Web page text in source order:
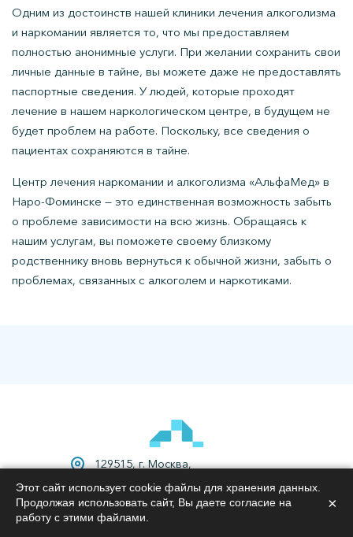
Одним из достоинств нашей клиники лечения алкоголизма
и наркомании является то, что мы предоставляем
полностью анонимные услуги. При желании сохранить свои
личные данные в тайне, вы можете даже не предоставлять
паспортные сведения. У людей, которые проходят
лечение в нашем наркологическом центре, в будущем не
будет проблем на работе. Поскольку, все сведения о
пациентах сохраняются в тайне.
Центр лечения наркомании и алкоголизма «АльфаМед» в
Наро-Фоминске — это единственная возможность забыть
о проблеме зависимости на всю жизнь. Обращаясь к
нашим услугам, вы поможете своему близкому
родственнику вновь вернуться к обычной жизни, забыть о
проблемах, связанных с алкоголем и наркотиками.
129515, г. Москва,
ул. Академика Королёва, д.8, корп. 1
+7 (495) 021-49-00
Все права защищены.
Этот сайт использует cookie файлы для хранения данных.
Продолжая использовать сайт, Вы даете согласие на
работу с этими файлами.
×